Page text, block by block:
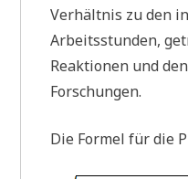
Verhältnis zu den
Arbeitsstunden,
Reaktionen und
Forschungen.
Die Formel für die